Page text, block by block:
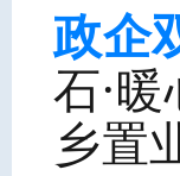
政企
石·
乡置